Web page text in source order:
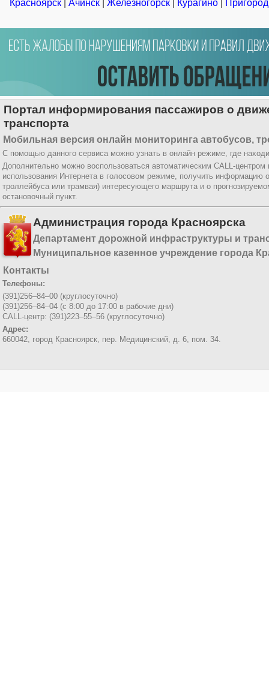
Красноярск Ачинск Железногорск Курагино
Портал информирования пассажиров о
транспорта
Мобильная версия онлайн мониторинга автобусов,
С помощью данного сервиса можно узнать в онлайн режиме, где
Дополнительно можно воспользоваться автоматическим CALL-
использования Интернета в голосовом режиме, получить информацию
троллейбуса или трамвая) интересующего маршрута и о
остановочный пункт.
Администрация города Красноярска
Департамент дорожной инфраструктуры и
Муниципальное казенное учреждение города
Контакты
Телефоны:
(391)256–84–00 (круглосуточно)
(391)256–84–04 (с 8:00 до 17:00 в рабочие дни)
CALL-центр: (391)223–55–56 (круглосуточно)
Адрес:
660042, город Красноярск, пер. Медицинский, д. 6, пом. 34.